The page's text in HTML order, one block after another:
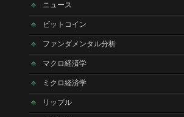
ニュース
ビットコイン
ファンダメンタル分析
マクロ経済学
ミクロ経済学
リップル